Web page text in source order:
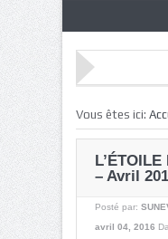
Vous êtes ici:
– Avril
Posté par:
avril 04, 2016